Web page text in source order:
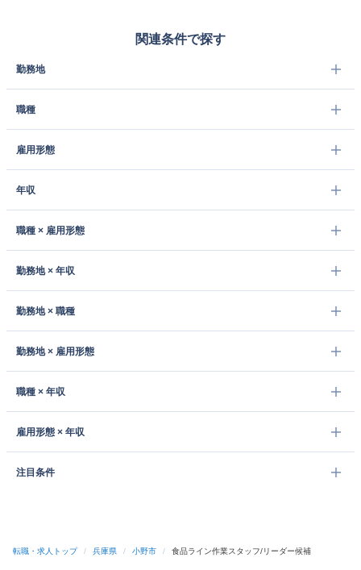
関連条件で探す
勤務地
職種
雇用形態
年収
職種 × 雇用形態
勤務地 × 年収
勤務地 × 職種
勤務地 × 雇用形態
職種 × 年収
雇用形態 × 年収
注目条件
転職・求人トップ / 兵庫県 / 小野市 / 食品ライン作業スタッフ/リーダー候補